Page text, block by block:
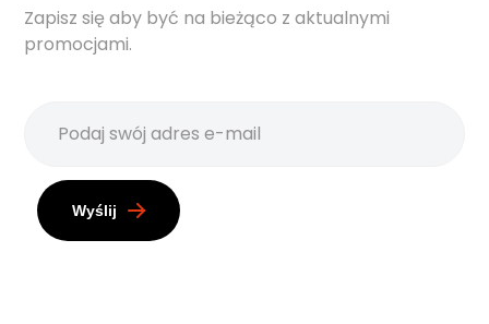
Zapisz się aby być na bieżąco z aktualnymi
promocjami.
Wyślij